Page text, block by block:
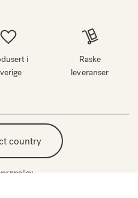
i
Raske
leveranser
country